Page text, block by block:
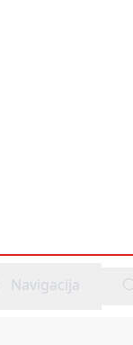
menu
Navigacija